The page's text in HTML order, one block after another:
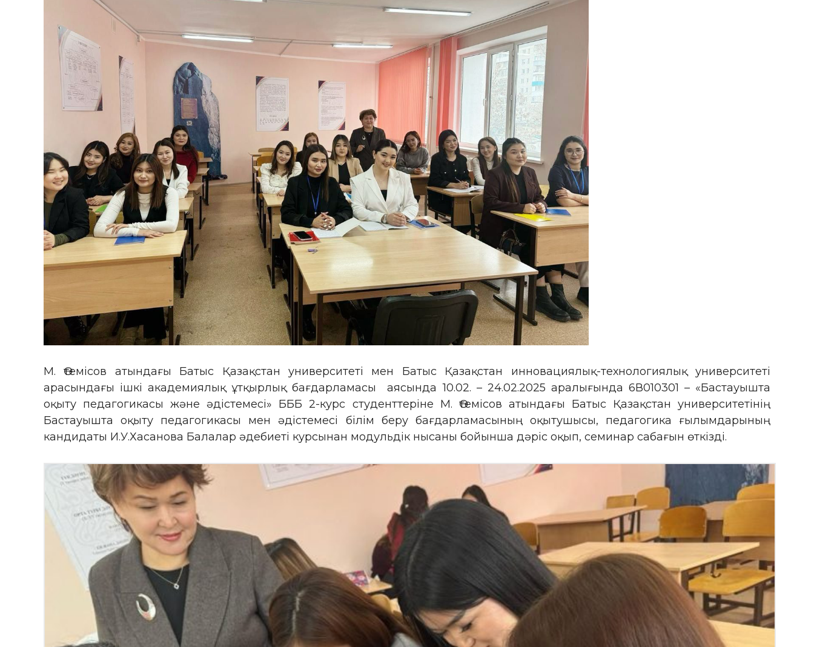
М. Өтемісов атындағы Батыс Қазақстан университеті мен Батыс Қазақстан инновациялық-технологиялық университеті
арасындағы ішкі академиялық ұтқырлық бағдарламасы аясында 10.02. – 24.02.2025 аралығында 6В010301 – «Бастауышта
оқыту педагогикасы және әдістемесі» БББ 2-курс студенттеріне М. Өтемісов атындағы Батыс Қазақстан университетінің
Бастауышта оқыту педагогикасы мен әдістемесі білім беру бағдарламасының оқытушысы, педагогика ғылымдарының
кандидаты И.У.Хасанова Балалар әдебиеті курсынан модульдік нысаны бойынша дәріс оқып, семинар сабағын өткізді.